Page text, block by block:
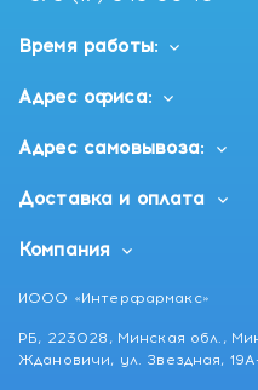
Время работы:
Адрес офиса:
Адрес самовывоза:
Доставка и оплата
Компания
ИООО «Интерфармакс»
РБ, 223028, Минская обл.,
Ждановичи, ул. Звездная,